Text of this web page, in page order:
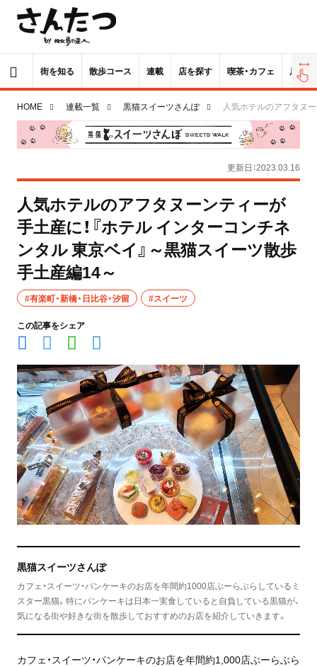
街を知る 散歩コース 連載 店を探す 喫茶・カフェ 居酒屋
HOME 連載一覧 黒猫スイーツさんぽ 人気ホテルのアフタヌ
更新日：2023.03.16
人気ホテルのアフタヌーンティーが
手土産に！『ホテル インターコンチネ
ンタル 東京ベイ』～黒猫スイーツ散歩
手土産編14～
#有楽町・新橋・日比谷・汐留 #スイーツ
この記事をシェア
黒猫スイーツさんぽ
カフェ・スイーツ・パンケーキのお店を年間約1000店ぶーらぶらしているミ
スター黒猫。特にパンケーキは日本一実食していると自負している黒猫が、
気になる街や好きな街を散歩しておすすめのお店を紹介していきます。
カフェ・スイーツ・パンケーキのお店を年間約1,000店ぶーらぶら